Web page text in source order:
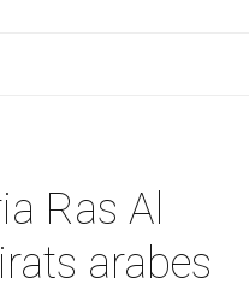
Ras Al
arabes